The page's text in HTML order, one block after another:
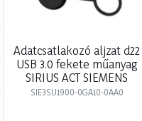
Adatcsatlakozó aljzat d22
USB 3.0 fekete műanyag
SIRIUS ACT SIEMENS
SIE3SU1900-0GA10-0AA0